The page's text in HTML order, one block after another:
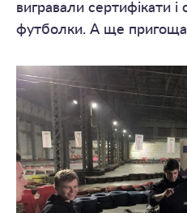
вигравали сертифікати
футболки. А ще